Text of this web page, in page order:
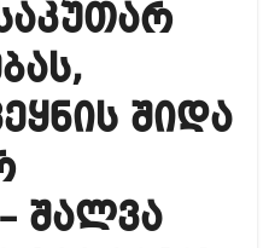
შიდა
შალვა